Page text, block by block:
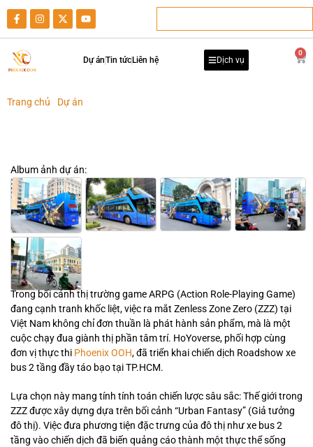
Dự ánTin tức Liên hệ Dịch vụ
0
Trang chủ Dự án
Album ảnh dự án:
Trong bối cảnh thị trường game ARPG (Action Role-Playing Game)
đang cạnh tranh khốc liệt, việc ra mắt Zenless Zone Zero (ZZZ) tại
Việt Nam không chỉ đơn thuần là phát hành sản phẩm, mà là một
cuộc chạy đua giành thị phần tâm trí. HoYoverse, phối hợp cùng
đơn vị thực thi Phoenix OOH, đã triển khai chiến dịch Roadshow xe
bus 2 tầng đầy táo bạo tại TP.HCM.
Lựa chọn này mang tính tính toán chiến lược sâu sắc: Thế giới trong
ZZZ được xây dựng dựa trên bối cảnh “Urban Fantasy” (Giả tưởng
đô thị). Việc đưa phương tiện đặc trưng của đô thị như xe bus 2
tầng vào chiến dịch đã biến quảng cáo thành một thực thể sống